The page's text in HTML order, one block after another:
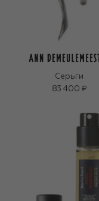
Серьги
83 400 ₽